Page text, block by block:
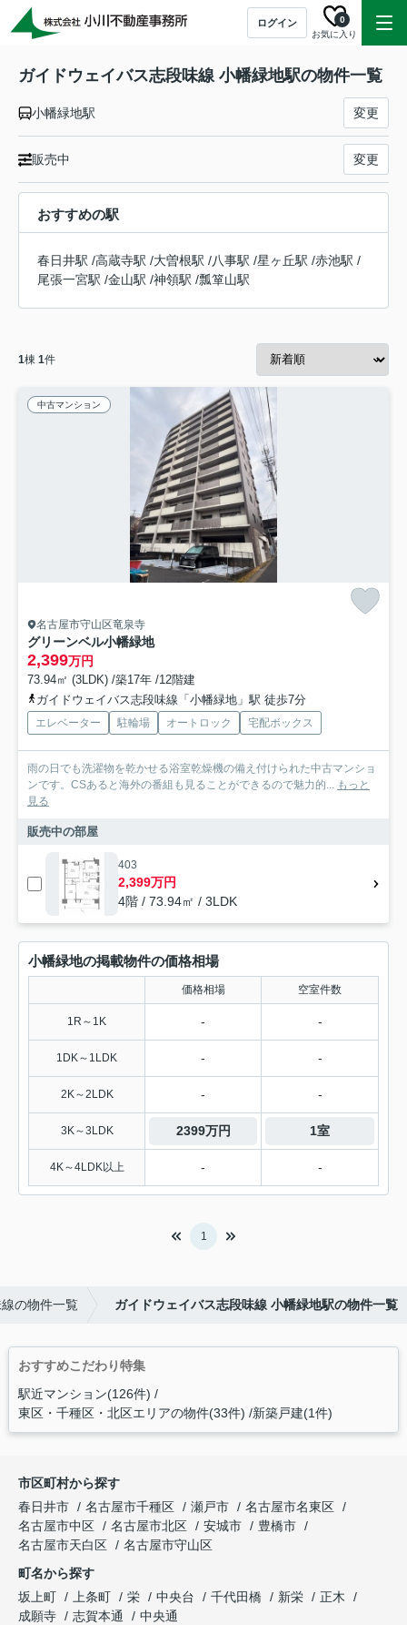
ログイン
お気に入り
0
ガイドウェイバス志段味線 小幡緑地駅の物件一覧
小幡緑地駅 変更
販売中 変更
おすすめの駅
春日井駅 /高蔵寺駅 /大曽根駅 /八事駅 /星ヶ丘駅 /赤池駅 /
尾張一宮駅 /金山駅 /神領駅 /瓢箪山駅
1棟 1件
中古マンション
名古屋市守山区竜泉寺
グリーンベル小幡緑地
2,399万円
73.94㎡ (3LDK) /築17年 /12階建
ガイドウェイバス志段味線「小幡緑地」駅 徒歩7分
エレベーター 駐輪場 オートロック 宅配ボックス
雨の日でも洗濯物を乾かせる浴室乾燥機の備え付けられた中古マンショ
ンです。CSあると海外の番組も見ることができるので魅力的... もっと
見る
販売中の部屋
403
2,399万円
4階 / 73.94㎡ / 3LDK
小幡緑地の掲載物件の価格相場
価格相場 空室件数
1R～1K - -
1DK～1LDK - -
2K～2LDK - -
3K～3LDK 2399万円 1室
4K～4LDK以上 - -
1
の物件一覧 ガイドウェイバス志段味線 小幡緑地駅の物件一覧
おすすめこだわり特集
駅近マンション(126件)
東区・千種区・北区エリアの物件(33件) 新築戸建(1件)
市区町村から探す
春日井市
名古屋市千種区 瀬戸市
名古屋市名東区
名古屋市中区
名古屋市北区 安城市
豊橋市
名古屋市天白区
名古屋市守山区
町名から探す
坂上町
上条町 栄 中央台 千代田橋 新栄
正木
成願寺
志賀本通
中央通